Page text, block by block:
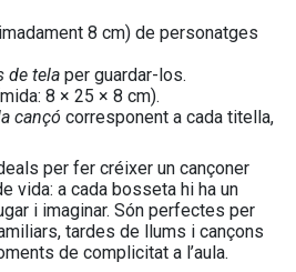
8 cm) de personatges
de tela per guardar-los.
8 × 25 × 8 cm).
cançó corresponent a cada titella,
per fer créixer un cançoner
vida: a cada bosseta hi ha un
i imaginar. Són perfectes per
tardes de llums i cançons
de complicitat a l’aula.